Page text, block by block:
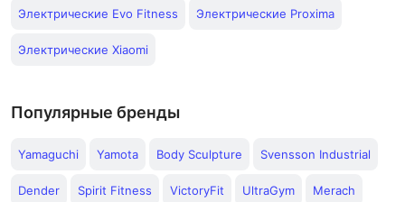
Электрические Evo Fitness Электрические Proxima
Электрические Xiaomi
Популярные бренды
Yamaguchi Yamota Body Sculpture Svensson Industrial
Dender Spirit Fitness VictoryFit UltraGym Merach